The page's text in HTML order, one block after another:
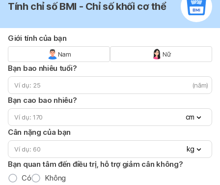
Tính chỉ số BMI - Chỉ số khối cơ thể
Giới tính của bạn
Nam Nữ
Bạn bao nhiêu tuổi?
(năm)
Bạn cao bao nhiêu?
cm
Cân nặng của bạn
kg
Bạn quan tâm đến điều trị, hỗ trợ giảm cân không?
Có
Không